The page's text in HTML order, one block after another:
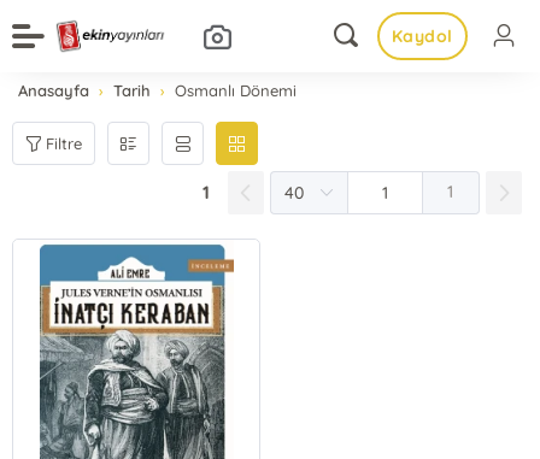
Kaydol
Anasayfa Tarih Osmanlı Dönemi
Filtre
1 1